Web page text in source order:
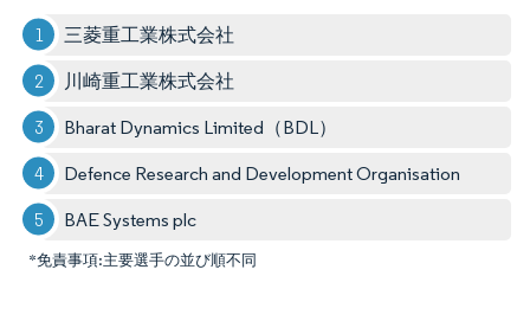
三菱重工業株式会社
川崎重工業株式会社
Bharat Dynamics Limited（BDL）
Defence Research and Development Organisation
BAE Systems plc
*免責事項:主要選手の並び順不同